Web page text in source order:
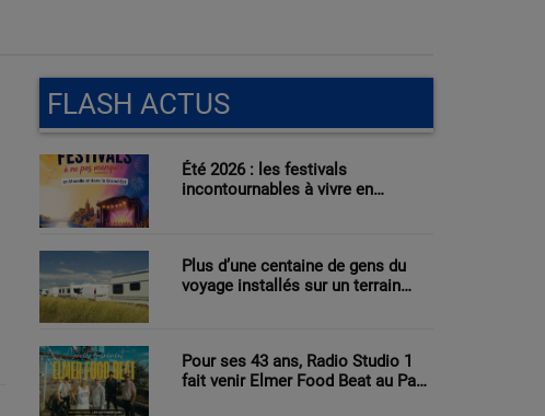
FLASH ACTUS
Été 2026 : les festivals
incontournables à vivre en
Plus d’une centaine de gens du
voyage installés sur un terrain
Pour ses 43 ans, Radio Studio 1
fait venir Elmer Food Beat au Pays